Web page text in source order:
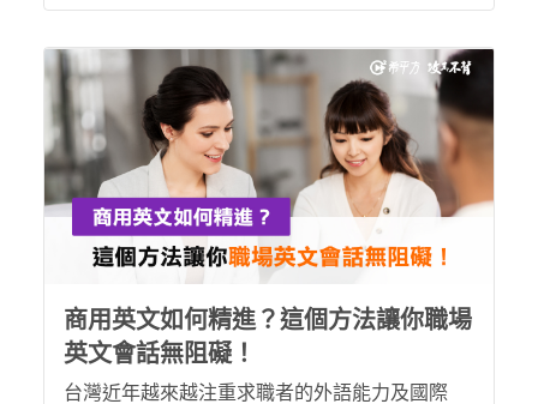
到單字更能記住了，而且是唯一能讓他持續下去
商用英文如何精進？這個方法讓你職場
英文會話無阻礙！
台灣近年越來越注重求職者的外語能力及國際